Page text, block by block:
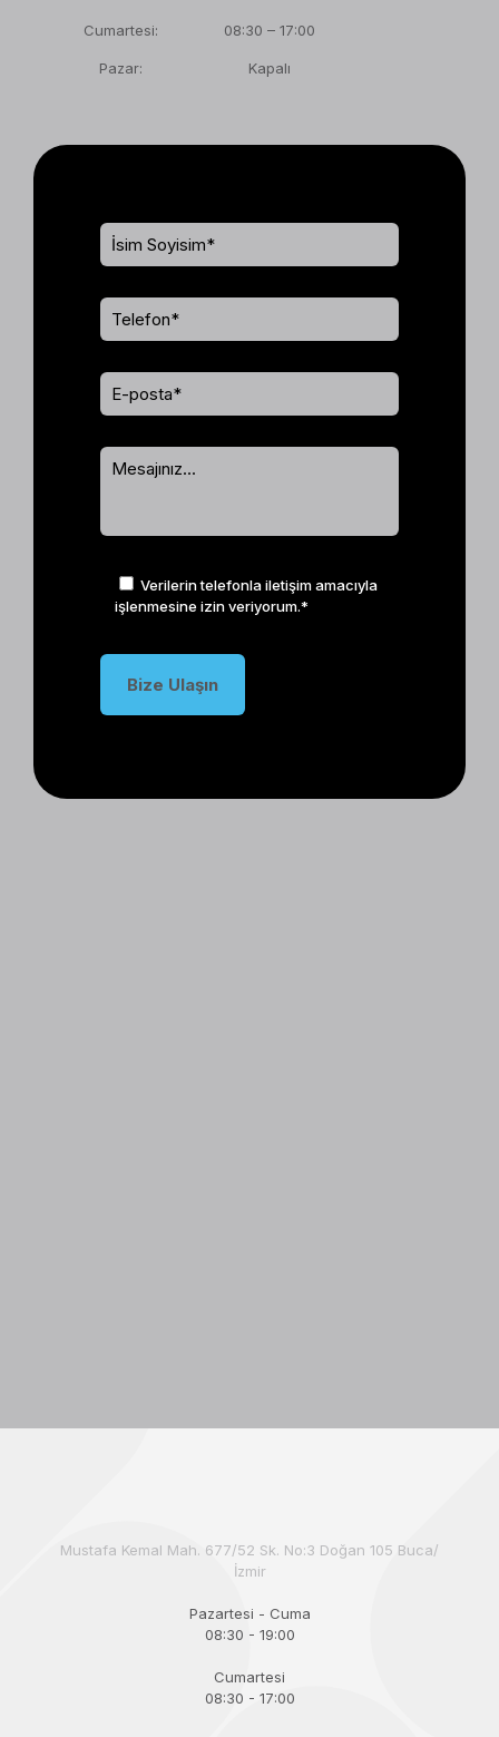
Cumartesi:
Pazar:
08:30 – 17:00
Kapalı
Verilerin telefonla iletişim amacıyla
işlenmesine izin veriyorum.*
Mustafa Kemal Mah. 677/52 Sk. No:3 Doğan 105 Buca/
İzmir
Pazartesi - Cuma
08:30 - 19:00
Cumartesi
08:30 - 17:00